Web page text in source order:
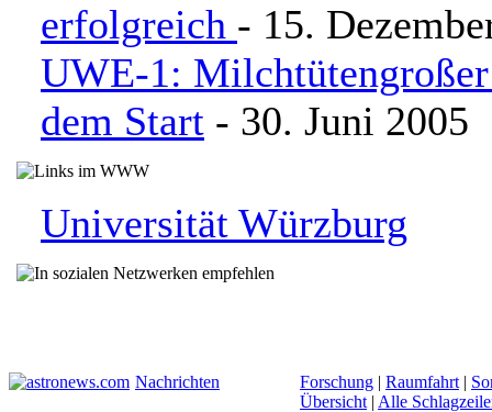
erfolgreich - 15.
UWE-1:
dem Start - 30. Juni 2005
Universität Würzburg
Nachrichten Forschung | Raumfahrt |
Übersicht | Alle